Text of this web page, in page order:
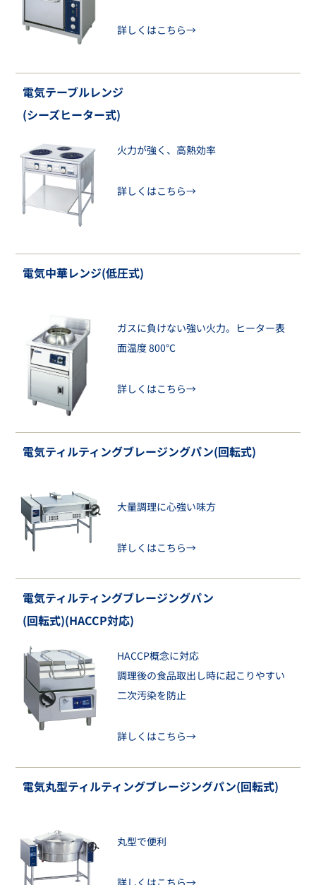
詳しくはこちら→
電気テーブルレンジ
(シーズヒーター式)
火力が強く、高熱効率
詳しくはこちら→
電気中華レンジ(低圧式)
ガスに負けない強い火力。ヒーター表
面温度 800℃
詳しくはこちら→
電気ティルティングブレージングパン(回転式)
大量調理に心強い味方
詳しくはこちら→
電気ティルティングブレージングパン
(回転式)(HACCP対応)
HACCP概念に対応
調理後の食品取出し時に起こりやすい
二次汚染を防止
詳しくはこちら→
電気丸型ティルティングブレージングパン(回転式)
丸型で便利
詳しくはこちら→